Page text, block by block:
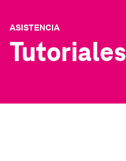
ASISTENCIA
Tutoriales